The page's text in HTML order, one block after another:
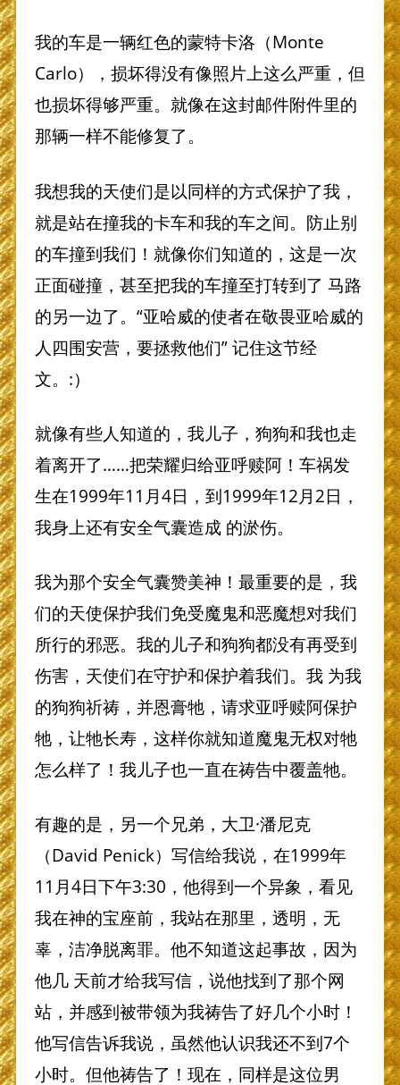
我的车是一辆红色的蒙特卡洛（Monte
Carlo），损坏得没有像照片上这么严重，但
也损坏得够严重。就像在这封邮件附件里的
那辆一样不能修复了。
我想我的天使们是以同样的方式保护了我，
就是站在撞我的卡车和我的车之间。防止别
的车撞到我们！就像你们知道的，这是一次
正面碰撞，甚至把我的车撞至打转到了 马路
的另一边了。“亚哈威的使者在敬畏亚哈威的
人四围安营，要拯救他们” 记住这节经
文。:）
就像有些人知道的，我儿子，狗狗和我也走
着离开了……把荣耀归给亚呼赎阿！车祸发
生在1999年11月4日，到1999年12月2日，
我身上还有安全气囊造成 的淤伤。
我为那个安全气囊赞美神！最重要的是，我
们的天使保护我们免受魔鬼和恶魔想对我们
所行的邪恶。我的儿子和狗狗都没有再受到
伤害，天使们在守护和保护着我们。我 为我
的狗狗祈祷，并恩膏牠，请求亚呼赎阿保护
牠，让牠长寿，这样你就知道魔鬼无权对牠
怎么样了！我儿子也一直在祷告中覆盖牠。
有趣的是，另一个兄弟，大卫·潘尼克
（David Penick）写信给我说，在1999年
11月4日下午3:30，他得到一个异象，看见
我在神的宝座前，我站在那里，透明，无
辜，洁净脱离罪。他不知道这起事故，因为
他几 天前才给我写信，说他找到了那个网
站，并感到被带领为我祷告了好几个小时！
他写信告诉我说，虽然他认识我还不到7个
小时。但他祷告了！现在，同样是这位男